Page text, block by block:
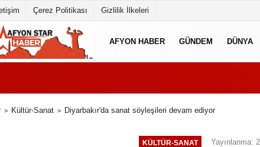
Çerez Politikası Gizlilik İlkeleri
AFYON HABER GÜNDEM DÜNYA
Kültür-Sanat Diyarbakır'da sanat söyleşileri devam ediyor
KÜLTÜR-SANAT Yayınlanma: